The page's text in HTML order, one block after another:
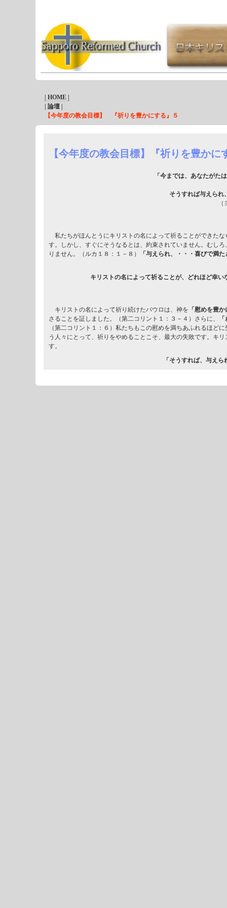
| HOME |
| 論壇 |
【今年度の教会目標】 『祈りを豊かにする』５
【今年度の教会目標】『祈りを豊かに
「今までは、あなたがた
そうすれば与えられ
（
私たちがほんとうにキリストの名によって祈ることができたな
す。しかし、すぐにそうなるとは、約束されていません。むし
りません。（ルカ１８：１－８）「与えられ、・・・喜びで満た
キリストの名によって祈ることが、どれほど幸
キリストの名によって祈り続けたパウロは、神を「慰めを豊か
さることを証しました。（第二コリント１：３－４）さらに、「
（第二コリント１：６）私たちもこの慰めを満ちあふれるほど
う人々にとって、祈りをやめることこそ、最大の失敗です。キ
す。
「そうすれば、与えら